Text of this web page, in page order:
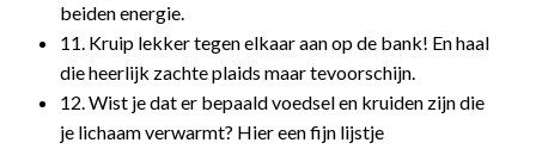
beiden energie.
11. Kruip lekker tegen elkaar aan op de bank! En haal
die heerlijk zachte plaids maar tevoorschijn.
12. Wist je dat er bepaald voedsel en kruiden zijn die
je lichaam verwarmt? Hier een fijn lijstje